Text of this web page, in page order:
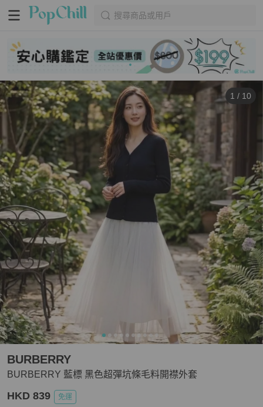
搜尋商品或用戶
1 / 10
BURBERRY 藍標 黑色超彈坑條毛料開襟外套
BURBERRY
HKD 839 免運